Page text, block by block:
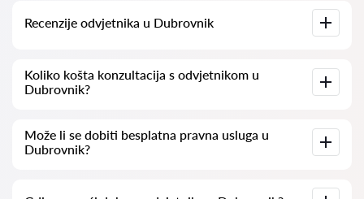
informacijama. Cijene, recenzije, telefonski brojevi i adrese.
Recenzije odvjetnika u Dubrovnik
odvjetnicima. Ne brišemo negativne recenzije niti postoji
mogućnost njihovog lažnog povećavanja.
Koliko košta konzultacija s odvjetnikom u
Dubrovnik?
pa nadalje (cijene mogu varirati ovisno o složenosti pitanja i
obliku odgovora).
Može li se dobiti besplatna pravna usluga u
Dubrovnik?